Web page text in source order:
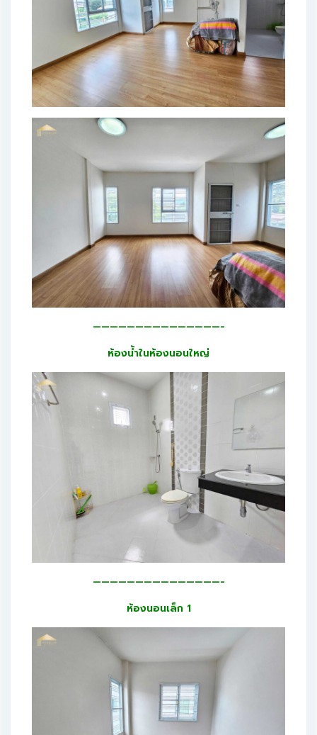
———————————————-
ห้องน้ำในห้องนอนใหญ่
———————————————-
ห้องนอนเล็ก 1